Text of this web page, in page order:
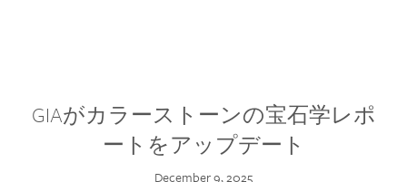
GIAがカラーストーンの宝石学レポ
ートをアップデート
December 9, 2025